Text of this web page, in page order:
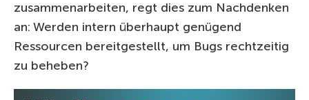
zusammenarbeiten, regt dies zum Nachdenken
an: Werden intern überhaupt genügend
Ressourcen bereitgestellt, um Bugs rechtzeitig
zu beheben?